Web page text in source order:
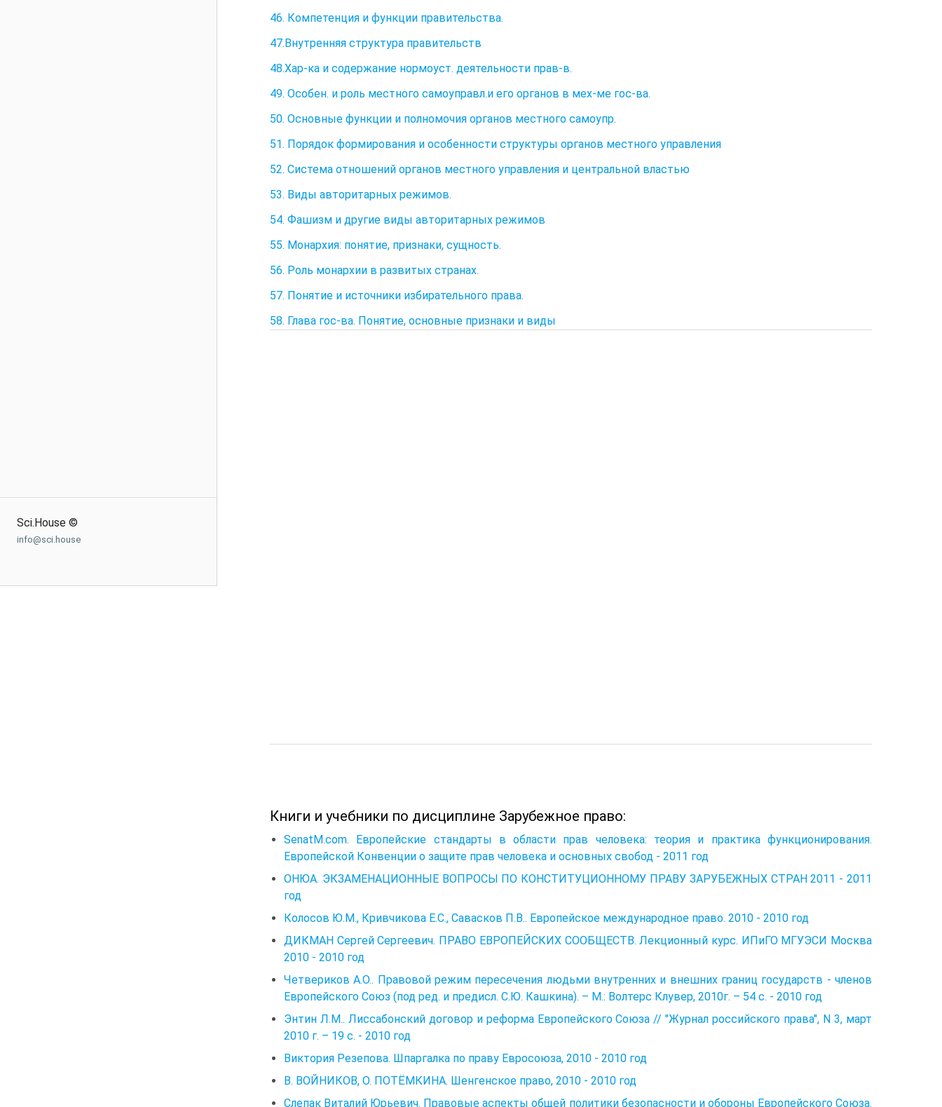
Sci.House ©
info@sci.house
46. Компетенция и функции правительства.
47.Внутренняя структура правительств
48.Хар-ка и содержание нормоуст. деятельности прав-в.
49. Особен. и роль местного самоуправл.и его органов в мех-ме гос-ва.
50. Основные функции и полномочия органов местного самоупр.
51. Порядок формирования и особенности структуры органов местного управления
52. Система отношений органов местного управления и центральной властью
53. Виды авторитарных режимов.
54. Фашизм и другие виды авторитарных режимов
55. Монархия: понятие, признаки, сущность.
56. Роль монархии в развитых странах.
57. Понятие и источники избирательного права.
58. Глава гос-ва. Понятие, основные признаки и виды
Книги и учебники по дисциплине Зарубежное право:
SenatM.com. Европейские стандарты в области прав человека: теория и практика функционирования.
Европейской Конвенции о защите прав человека и основных свобод - 2011 год
ОНЮА. ЭКЗАМЕНАЦИОННЫЕ ВОПРОСЫ ПО КОНСТИТУЦИОННОМУ ПРАВУ ЗАРУБЕЖНЫХ СТРАН 2011 - 2011
год
Колосов Ю.М., Кривчикова Е.С., Савасков П.В.. Европейское международное право. 2010 - 2010 год
ДИКМАН Сергей Сергеевич. ПРАВО ЕВРОПЕЙСКИХ СООБЩЕСТВ. Лекционный курс. ИПиГО МГУЭСИ Москва
2010 - 2010 год
Четвериков А.О.. Правовой режим пересечения людьми внутренних и внешних границ государств - членов
Европейского Союз (под ред. и предисл. С.Ю. Кашкина). – М.: Волтерс Клувер, 2010г. – 54 с. - 2010 год
Энтин Л.М.. Лиссабонский договор и реформа Европейского Союза // "Журнал российского права", N 3, март
2010 г. – 19 с. - 2010 год
Виктория Резепова. Шпаргалка по праву Евросоюза, 2010 - 2010 год
В. ВОЙНИКОВ, О. ПОТЁМКИНА. Шенгенское право, 2010 - 2010 год
Слепак Виталий Юрьевич. Правовые аспекты общей политики безопасности и обороны Европейского Союза.